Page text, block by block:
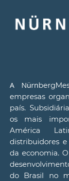
A Nürn
empresas
país.
os mais
América
distribuidores
da economia.
do Brasil no